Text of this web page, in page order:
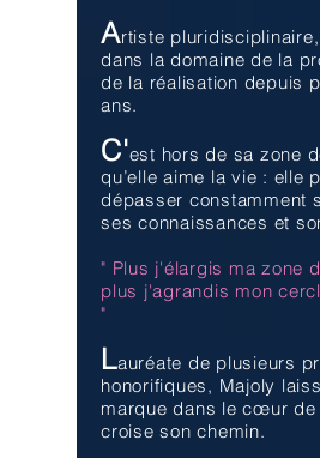
Artiste
dans la domaine de la
de la réalisation depuis
ans.
C'est hors de sa zone
qu’elle aime la vie : elle
dépasser constamment
ses connaissances et
" Plus j'élargis ma zone
plus j'agrandis mon
"
Lauréate de plusieurs
honorifiques, Majoly
marque dans le cœur de
croise son chemin.